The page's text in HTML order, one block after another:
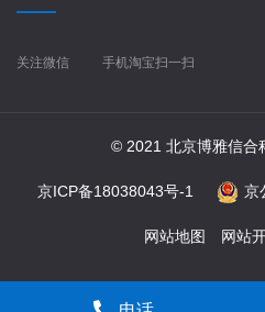
关注微信 手机淘宝扫一扫
© 2021 北京博雅信合
京ICP备18038043号-1 京
网站地图 网站